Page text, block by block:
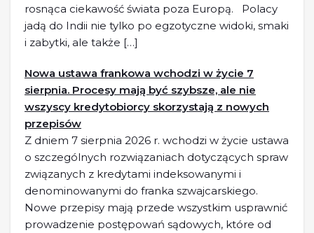
rosnąca ciekawość świata poza Europą. Polacy
jadą do Indii nie tylko po egzotyczne widoki, smaki
i zabytki, ale także […]
Nowa ustawa frankowa wchodzi w życie 7
sierpnia. Procesy mają być szybsze, ale nie
wszyscy kredytobiorcy skorzystają z nowych
przepisów
Z dniem 7 sierpnia 2026 r. wchodzi w życie ustawa
o szczególnych rozwiązaniach dotyczących spraw
związanych z kredytami indeksowanymi i
denominowanymi do franka szwajcarskiego.
Nowe przepisy mają przede wszystkim usprawnić
prowadzenie postępowań sądowych, które od